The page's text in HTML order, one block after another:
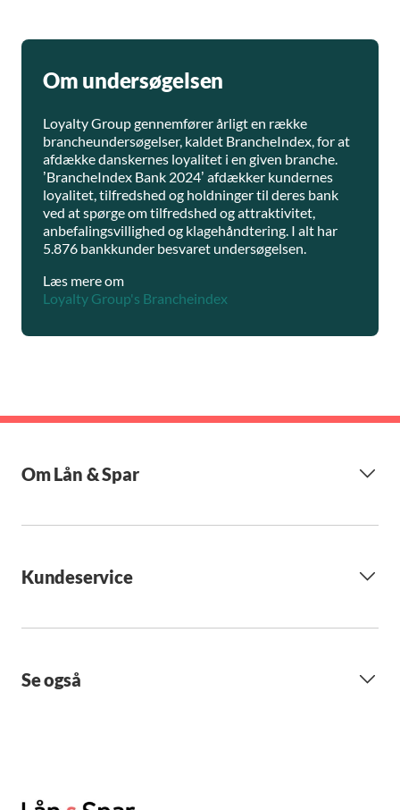
Om undersøgelsen
Loyalty Group gennemfører årligt en række
brancheundersøgelser, kaldet BrancheIndex, for at
afdække danskernes loyalitet i en given branche.
’BrancheIndex Bank 2024’ afdækker kundernes
loyalitet, tilfredshed og holdninger til deres bank
ved at spørge om tilfredshed og attraktivitet,
anbefalingsvillighed og klagehåndtering. I alt har
5.876 bankkunder besvaret undersøgelsen.
Læs mere om
Loyalty Group's Brancheindex
Om Lån & Spar
Kundeservice
Se også